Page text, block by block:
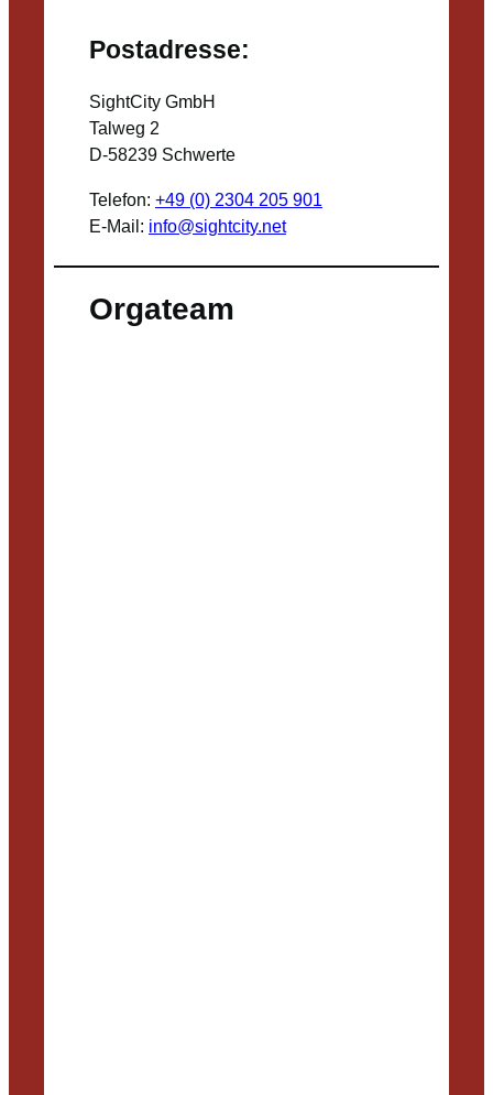
Postadresse:
SightCity GmbH
Talweg 2
D-58239 Schwerte
Telefon: +49 (0) 2304 205 901
E-Mail: info@sightcity.net
Orgateam